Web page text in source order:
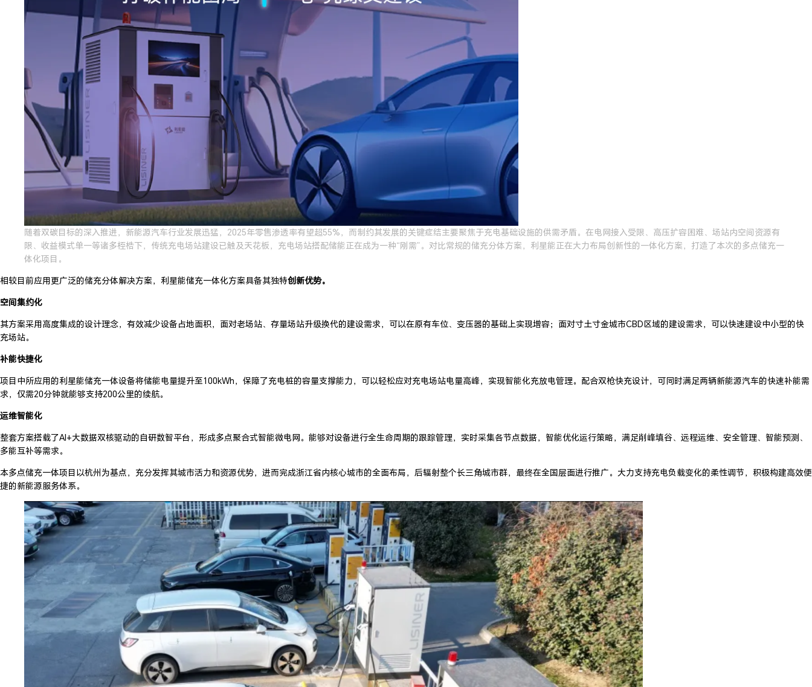
随着双碳目标的深入推进，新能源汽车行业发展迅猛，2025年零售渗透率有望超55%，而制约其发展的关键症结主要聚焦于充电基础设施的供需矛盾。在电网接入受限、高压扩容困难、场站内空间资源有
限、收益模式单一等诸多桎梏下，传统充电场站建设已触及天花板，充电场站搭配储能正在成为一种“刚需”。对比常规的储充分体方案，利星能正在大力布局创新性的一体化方案，打造了本次的多点储充一
体化项目。
相较目前应用更广泛的储充分体解决方案，利星能储充一体化方案具备其独特创新优势。
空间集约化
其方案采用高度集成的设计理念，有效减少设备占地面积，面对老场站、存量场站升级换代的建设需求，可以在原有车位、变压器的基础上实现增容；面对寸土寸金城市CBD区域的建设需求，可以快速建设中小型的快
充场站。
补能快捷化
项目中所应用的利星能储充一体设备将储能电量提升至100kWh，保障了充电桩的容量支撑能力，可以轻松应对充电场站电量高峰，实现智能化充放电管理。配合双枪快充设计，可同时满足两辆新能源汽车的快速补能需
求，仅需20分钟就能够支持200公里的续航。
运维智能化
整套方案搭载了AI+大数据双核驱动的自研数智平台，形成多点聚合式智能微电网。能够对设备进行全生命周期的跟踪管理，实时采集各节点数据，智能优化运行策略，满足削峰填谷、远程运维、安全管理、智能预测、
多能互补等需求。
本多点储充一体项目以杭州为基点，充分发挥其城市活力和资源优势，进而完成浙江省内核心城市的全面布局，后辐射整个长三角城市群，最终在全国层面进行推广。大力支持充电负载变化的柔性调节，积极构建高效便
捷的新能源服务体系。